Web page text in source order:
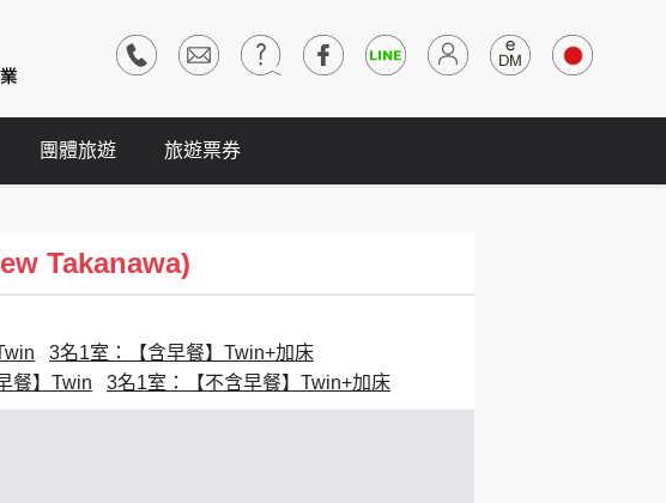
團體旅遊 旅遊票券
Takanawa)
3名1室：【含早餐】Twin+加床
餐】Twin 3名1室：【不含早餐】Twin+加床